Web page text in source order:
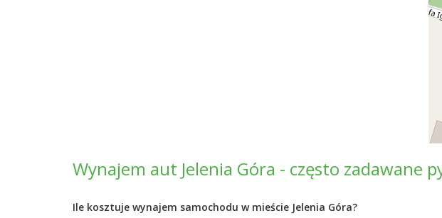
Wynajem aut Jelenia Góra - często zadawane
Ile kosztuje wynajem samochodu w mieście Jelenia Góra?